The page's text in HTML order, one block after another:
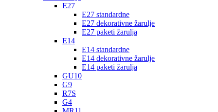
E27
E27 standardne
E27 dekorativne žarulje
E27 paketi žarulja
E14
E14 standardne
E14 dekorativne žarulje
E14 paketi žarulja
GU10
G9
R7S
G4